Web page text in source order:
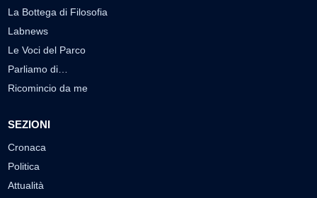
La Bottega di Filosofia
Labnews
Le Voci del Parco
Parliamo di…
Ricomincio da me
SEZIONI
Cronaca
Politica
Attualità